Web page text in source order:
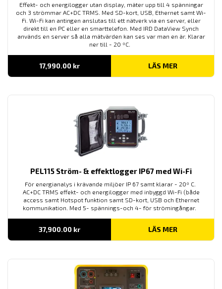
Effekt- och energilogger utan display, mäter upp till 4 spänningar
och 3 strömmar AC+DC TRMS. Med SD-kort, USB, Ethernet samt Wi-
Fi. Wi-Fi kan antingen anslutas till ett nätverk via en server, eller
direkt till en PC eller en smarttelefon. Med IRD DataView Synch
används en server så alla mätvärden kan ses var man en är. Klarar
ner till - 20 ºC.
17,990.00 kr LÄS MER
PEL115 Ström- & effektlogger IP67 med Wi-Fi
För energianalys i krävande miljöer IP 67 samt klarar - 20º C.
AC+DC TRMS effekt- och energilogger med inbyggd Wi-Fi (både
access samt Hotspot funktion samt SD-kort, USB och Ethernet
kommunikation. Med 5- spännings-och 4- för strömingångar.
37,900.00 kr LÄS MER